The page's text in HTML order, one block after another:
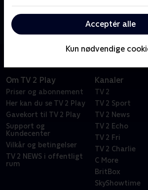
Acceptér alle
Kun nødvendige
køber julegaven og Malene byder
receptionen.
Om TV 2 Play
Priser og abonnement
Her kan du se TV 2 Play
Gavekort til TV 2 Play
Support og
Kundecenter
Vilkår og betingelser
TV 2 NEWS i offentligt
rum
Kanaler
TV 2
TV 2 Sport
TV 2 News
TV 2 Echo
TV 2 Fri
TV 2 Charlie
C More
BritBox
SkyShowtime